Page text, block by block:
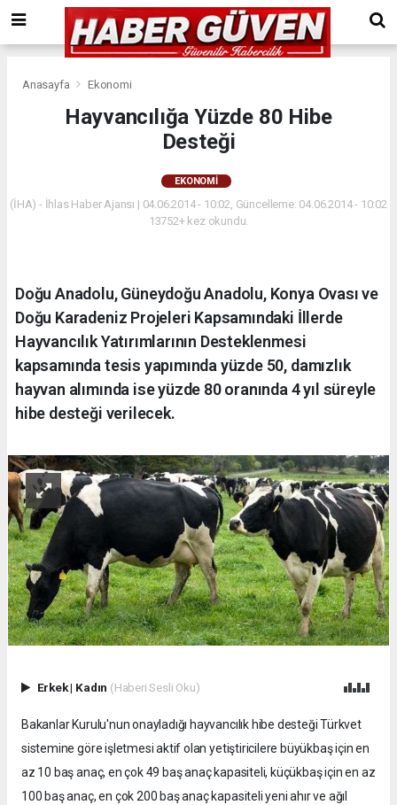
Anasayfa Ekonomi
Hayvancılığa Yüzde 80 Hibe
Desteği
EKONOMI
(İHA) - İhlas Haber Ajansı | 04.06.2014 - 10:02, Güncelleme: 04.06.2014 - 10:02
13752+ kez okundu.
Doğu Anadolu, Güneydoğu Anadolu, Konya Ovası ve
Doğu Karadeniz Projeleri Kapsamındaki İllerde
Hayvancılık Yatırımlarının Desteklenmesi
kapsamında tesis yapımında yüzde 50, damızlık
hayvan alımında ise yüzde 80 oranında 4 yıl süreyle
hibe desteği verilecek.
Erkek| Kadın (Haberi Sesli Oku)
Bakanlar Kurulu'nun onayladığı hayvancılık hibe desteği Türkvet
sistemine göre işletmesi aktif olan yetiştiricilere büyükbaş için en
az 10 baş anaç, en çok 49 baş anaç kapasiteli, küçükbaş için en az
100 baş anaç, en çok 200 baş anaç kapasiteli yeni ahır ve ağıl